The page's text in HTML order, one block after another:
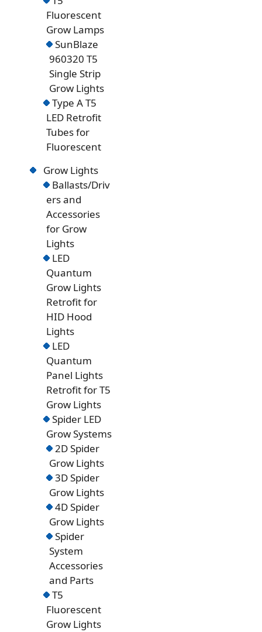
Fluorescent
Grow Lamps
SunBlaze
960320 T5
Single Strip
Grow Lights
Type A T5
LED Retrofit
Tubes for
Fluorescent
Grow Lights
Ballasts/Driv
ers and
Accessories
for Grow
Lights
LED
Quantum
Grow Lights
Retrofit for
HID Hood
Lights
LED
Quantum
Panel Lights
Retrofit for T5
Grow Lights
Spider LED
Grow Systems
2D Spider
Grow Lights
3D Spider
Grow Lights
4D Spider
Grow Lights
Spider
System
Accessories
and Parts
T5
Fluorescent
Grow Lights